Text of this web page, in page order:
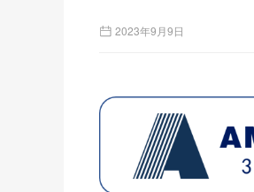
2023年9月9日